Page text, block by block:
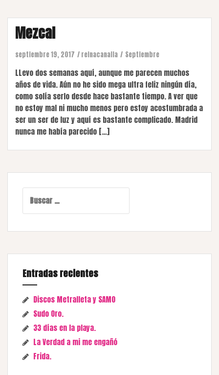
Mezcal
septiembre 19, 2017 reinacanalla Septiembre
LLevo dos semanas aquí, aunque me parecen muchos
años de vida. Aún no he sido mega ultra feliz ningún día,
como solía serlo desde hace bastante tiempo. A ver que
no estoy mal ni mucho menos pero estoy acostumbrada a
ser un ser de luz y aquí es bastante complicado. Madrid
nunca me había parecido […]
Entradas recientes
Discos Metralleta y SAMO
Sudo Oro.
33 días en la playa.
La Verdad a mi me engañó
Frida.